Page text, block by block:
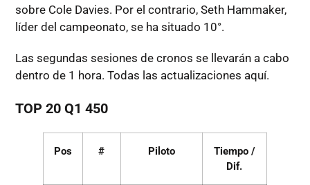
sobre Cole Davies. Por el contrario, Seth Hammaker,
líder del campeonato, se ha situado 10°.
Las segundas sesiones de cronos se llevarán a cabo
dentro de 1 hora. Todas las actualizaciones aquí.
TOP 20 Q1 450
Pos # Piloto
Tiempo /
Dif.